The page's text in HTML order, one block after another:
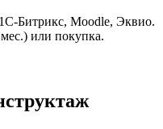
Битрикс, Moodle, Эквио.
или покупка.